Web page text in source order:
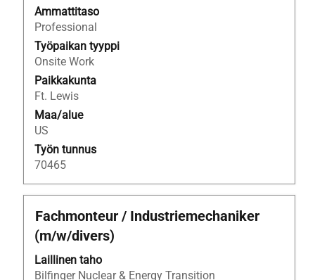
Ammattitaso
Professional
Työpaikan tyyppi
Onsite Work
Paikkakunta
Ft. Lewis
Maa/alue
US
Työn tunnus
70465
työpaikan
kaikki
tiedot.
Ammattinimike
Fachmonteur / Industriemechaniker
(m/w/divers)
Laillinen taho
Bilfinger Nuclear & Energy Transition
Valitse
välilyöntinäppäimellä,
jos
haluat
nähdä